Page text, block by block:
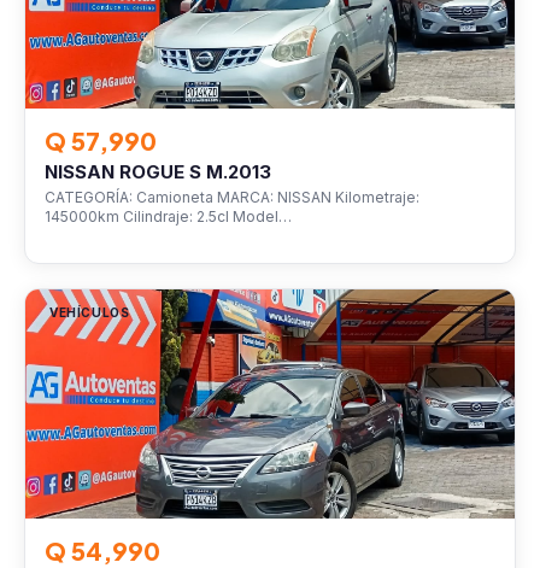
Q 57,990
NISSAN ROGUE S M.2013
CATEGORÍA: Camioneta MARCA: NISSAN Kilometraje:
145000km Cilindraje: 2.5cl Model…
VEHÍCULOS
Q 54,990